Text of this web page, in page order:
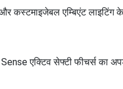
और कस्टमाइजेबल एम्बिएंट
एक्टिव सेफ्टी फीचर्स का